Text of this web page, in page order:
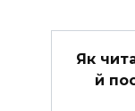
Як
й